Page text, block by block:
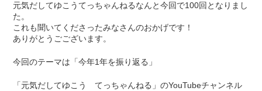
元気だしてゆこうてっちゃんねるなんと今回で100回となりまし
た。
これも聞いてくださったみなさんのおかげです！
ありがとうごございます。
今回のテーマは「今年1年を振り返る」
「元気だしてゆこう てっちゃんねる」のYouTubeチャンネル